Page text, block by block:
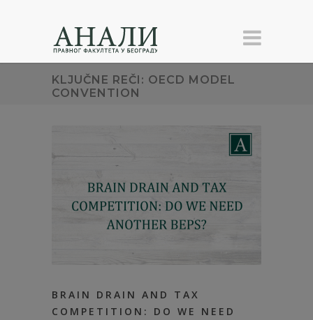
KLJUČNE REČI: OECD MODEL
CONVENTION
BRAIN DRAIN AND TAX
COMPETITION: DO WE NEED